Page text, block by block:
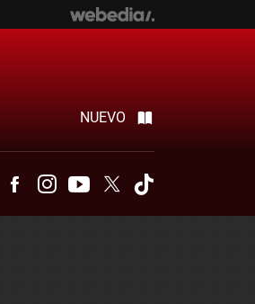
NUEVO
TelegramFacebookInstagramYoutubeTwitter